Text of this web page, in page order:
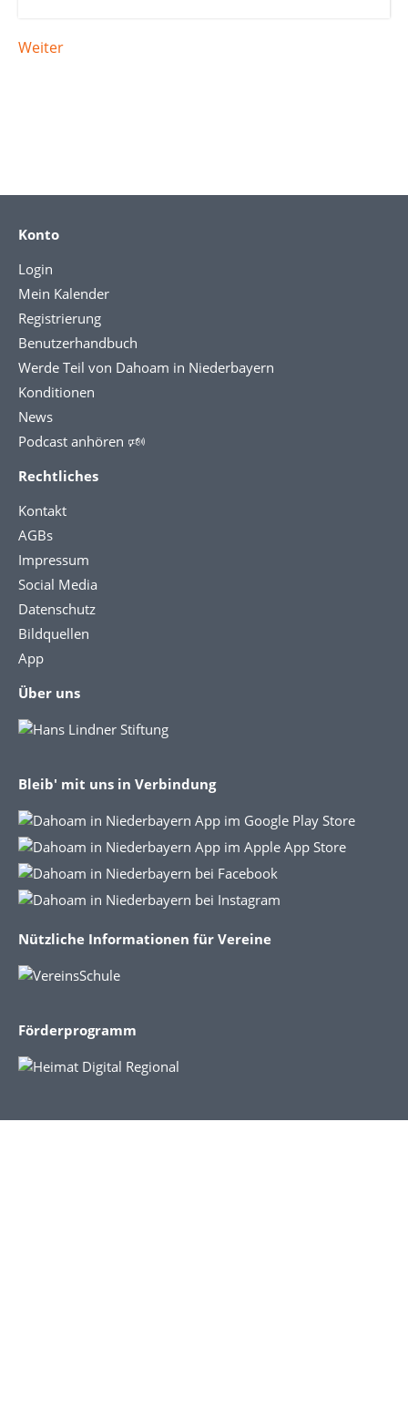
Weiter
Konto
Login
Mein Kalender
Registrierung
Benutzerhandbuch
Werde Teil von Dahoam in Niederbayern
Konditionen
News
Podcast anhören 🕬
Rechtliches
Kontakt
AGBs
Impressum
Social Media
Datenschutz
Bildquellen
App
Über uns
Bleib' mit uns in Verbindung
Nützliche Informationen für Vereine
Förderprogramm